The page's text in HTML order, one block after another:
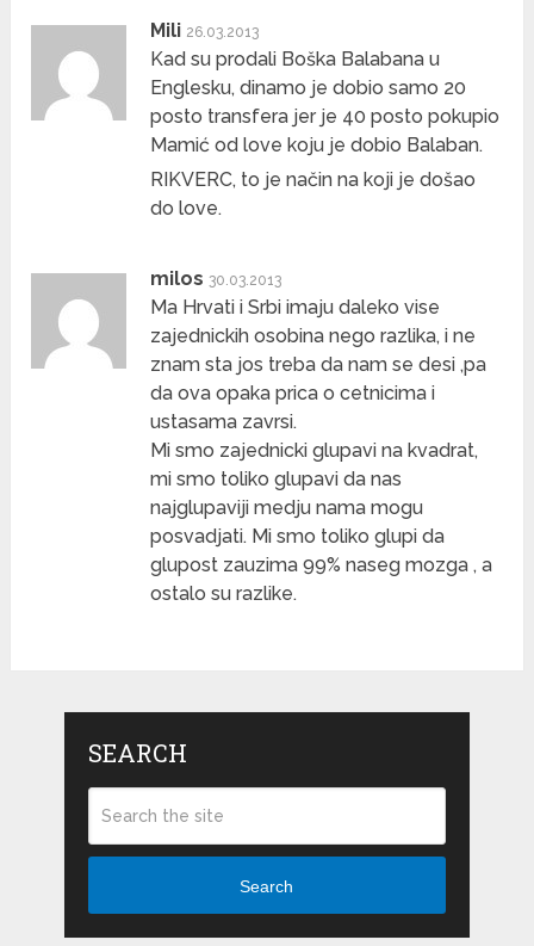
Mili 26.03.2013
Kad su prodali Boška Balabana u
Englesku, dinamo je dobio samo 20
posto transfera jer je 40 posto pokupio
Mamić od love koju je dobio Balaban.
RIKVERC, to je način na koji je došao
do love.
milos 30.03.2013
Ma Hrvati i Srbi imaju daleko vise
zajednickih osobina nego razlika, i ne
znam sta jos treba da nam se desi ,pa
da ova opaka prica o cetnicima i
ustasama zavrsi.
Mi smo zajednicki glupavi na kvadrat,
mi smo toliko glupavi da nas
najglupaviji medju nama mogu
posvadjati. Mi smo toliko glupi da
glupost zauzima 99% naseg mozga , a
ostalo su razlike.
SEARCH
Search